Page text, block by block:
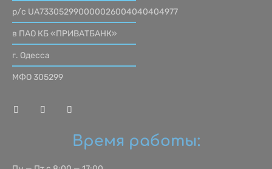
р/с UA733052990000026004040404977
в ПАО КБ «ПРИВАТБАНК»
г. Одесса
МФО 305299
Время работы: